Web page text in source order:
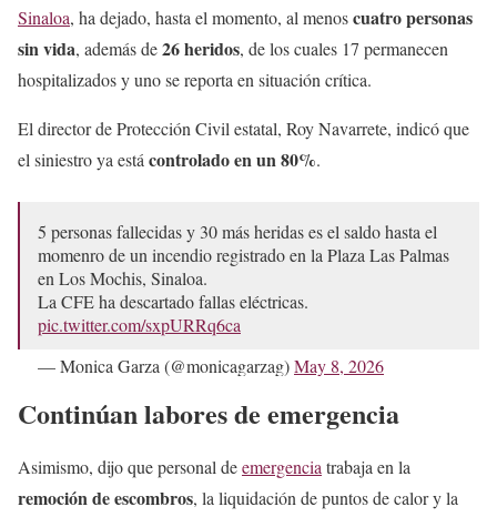
Sinaloa, ha dejado, hasta el momento, al menoscuatro personas
sin vida, además de26 heridos, de los cuales 17 permanecen
hospitalizados y uno se reporta en situación crítica.
El director de Protección Civil estatal, Roy Navarrete, indicó que
el siniestro ya está controlado en un 80%.
5 personas fallecidas y 30 más heridas es el saldo hasta el
momenro de un incendio registrado en la Plaza Las Palmas
en Los Mochis, Sinaloa.
La CFE ha descartado fallas eléctricas.
pic.twitter.com/sxpURRq6ca
— Monica Garza (@monicagarzag)May 8, 2026
Continúan labores de emergencia
Asimismo, dijo que personal deemergencia trabaja en la
remoción de escombros, la liquidación de puntos de calor y la